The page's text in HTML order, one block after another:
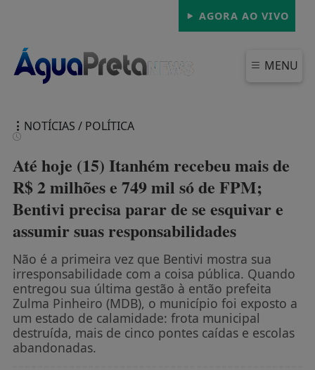
AGORA AO VIVO
MENU
FECHAR
NOTÍCIAS / POLÍTICA
Até hoje (15) Itanhém recebeu mais de
R$ 2 milhões e 749 mil só de FPM;
Bentivi precisa parar de se esquivar e
assumir suas responsabilidades
Não é a primeira vez que Bentivi mostra sua
irresponsabilidade com a coisa pública. Quando
entregou sua última gestão à então prefeita
Zulma Pinheiro (MDB), o município foi exposto a
um estado de calamidade: frota municipal
destruída, mais de cinco pontes caídas e escolas
abandonadas.